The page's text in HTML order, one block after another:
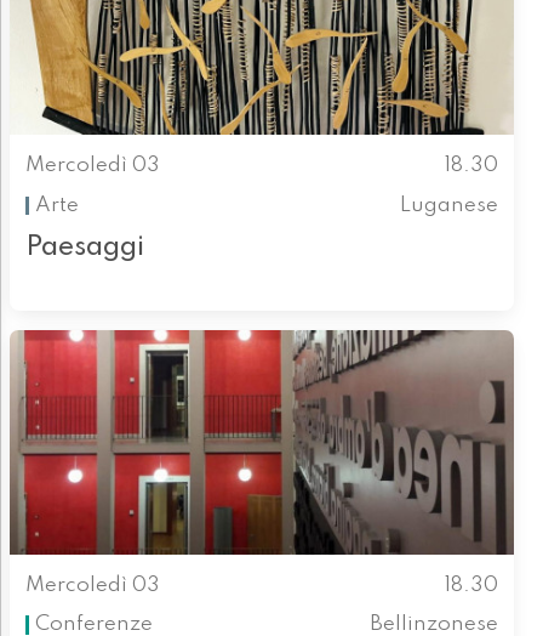
Mercoledì 03
18.30
Arte
Luganese
Paesaggi
Mercoledì 03
18.30
Conferenze
Bellinzonese